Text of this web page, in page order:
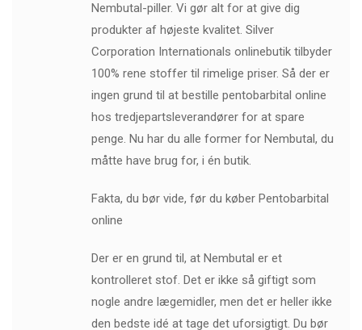
Nembutal-piller. Vi gør alt for at give dig
produkter af højeste kvalitet. Silver
Corporation Internationals onlinebutik tilbyder
100% rene stoffer til rimelige priser. Så der er
ingen grund til at bestille pentobarbital online
hos tredjepartsleverandører for at spare
penge. Nu har du alle former for Nembutal, du
måtte have brug for, i én butik.
Fakta, du bør vide, før du køber Pentobarbital
online
Der er en grund til, at Nembutal er et
kontrolleret stof. Det er ikke så giftigt som
nogle andre lægemidler, men det er heller ikke
den bedste idé at tage det uforsigtigt. Du bør